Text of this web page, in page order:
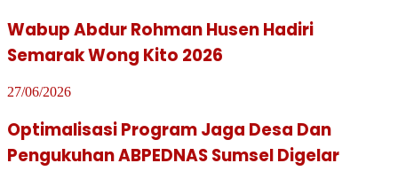
Wabup Abdur Rohman Husen Hadiri
Semarak Wong Kito 2026
27/06/2026
Optimalisasi Program Jaga Desa Dan
Pengukuhan ABPEDNAS Sumsel Digelar